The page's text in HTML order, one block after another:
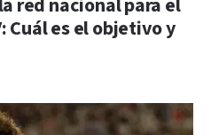
red nacional para el
Cuál es el objetivo y